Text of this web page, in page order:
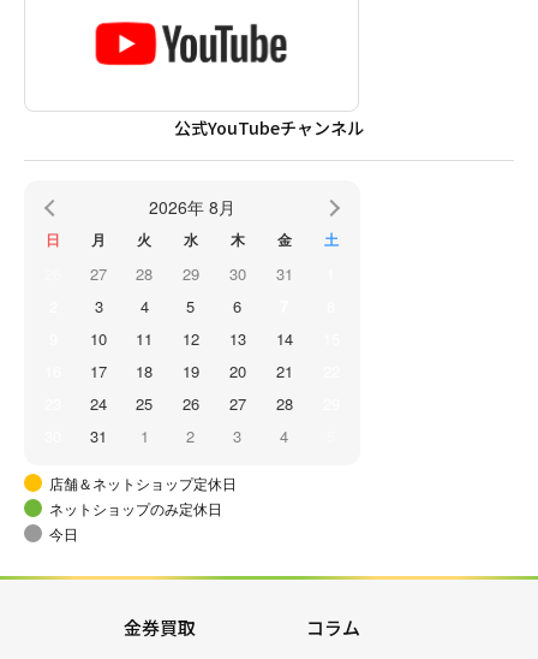
公式YouTubeチャンネル
2026年 8月
日 月 火 水 木 金 土
27 28 29 30 31
3 4 5 6
10 11 12 13 14
17 18 19 20 21
24 25 26 27 28
31 1 2 3 4
店舗＆ネットショップ定休日
ネットショップのみ定休日
今日
金券買取
コラム